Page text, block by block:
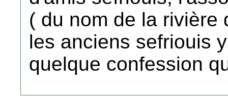
( du nom de la rivière
les anciens sefriouis
quelque confession